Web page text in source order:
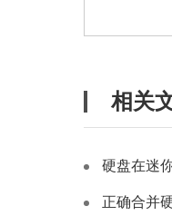
相关
硬盘在迷
正确合并